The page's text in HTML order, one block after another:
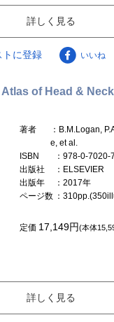
詳しく見る
トに登録 いいね
of Head &
著者
：B.M.Logan,
e, et al.
ISBN
：978-0-7020-
出版社
：ELSEVIER
出版年
：2017年
ページ数 ：
定価 17,149円(本体
詳しく見る